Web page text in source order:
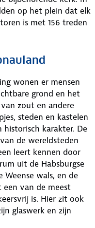
op het plein dat elk
is met 156 treden
wonen er mensen
grond en het
zout en andere
steden en kastelen
karakter. De
de wereldsteden
leert kennen door
uit de Habsburgse
wals, en de
van de meest
is. Hier zit ook
glaswerk en zijn